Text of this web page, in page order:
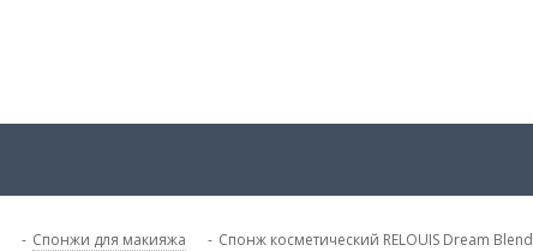
- Спонжи для макияжа - Спонж косметический RELOUIS Dream Blend